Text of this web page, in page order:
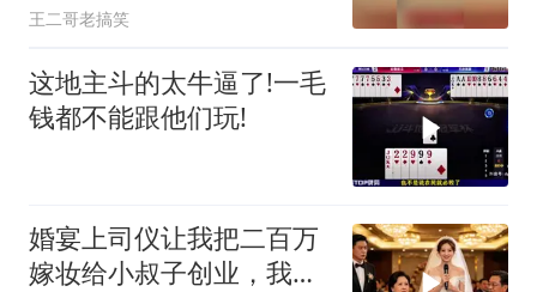
王二哥老搞笑
这地主斗的太牛逼了!一毛
钱都不能跟他们玩!
婚宴上司仪让我把二百万
嫁妆给小叔子创业，我一